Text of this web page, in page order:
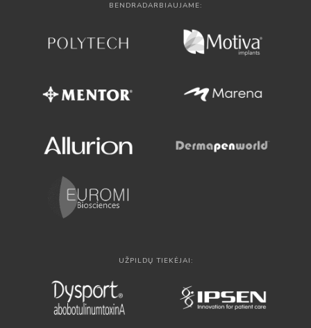
BENDRADARBIAUJAME:
UŽPILDŲ TIEKĖJAI: